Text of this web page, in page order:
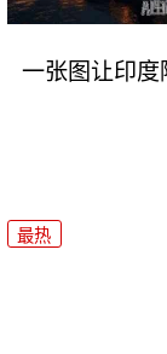
一张图让印度
最热